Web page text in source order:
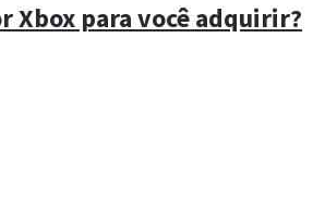
Xbox para você adquirir?